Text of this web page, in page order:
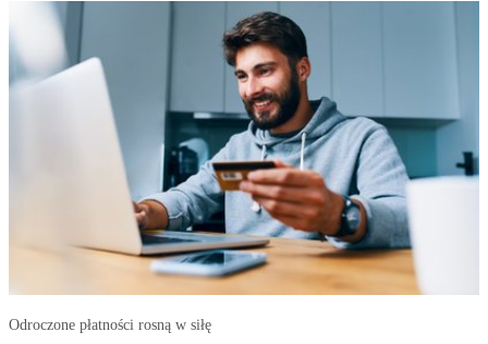
Odroczone płatności rosną w siłę